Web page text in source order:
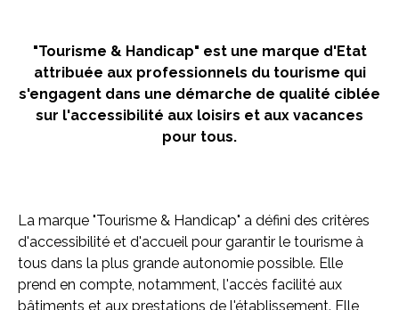
"Tourisme & Handicap" est une marque d'Etat
attribuée aux professionnels du tourisme qui
s'engagent dans une démarche de qualité ciblée
sur l'accessibilité aux loisirs et aux vacances
pour tous.
La marque "Tourisme & Handicap" a défini des critères
d'accessibilité et d'accueil pour garantir le tourisme à
tous dans la plus grande autonomie possible. Elle
prend en compte, notamment, l'accès facilité aux
bâtiments et aux prestations de l'établissement. Elle